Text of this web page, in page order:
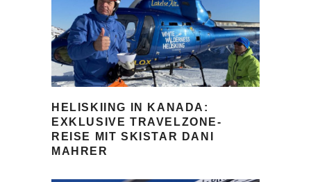
HELISKIING IN KANADA:
EXKLUSIVE TRAVELZONE-
REISE MIT SKISTAR DANI
MAHRER